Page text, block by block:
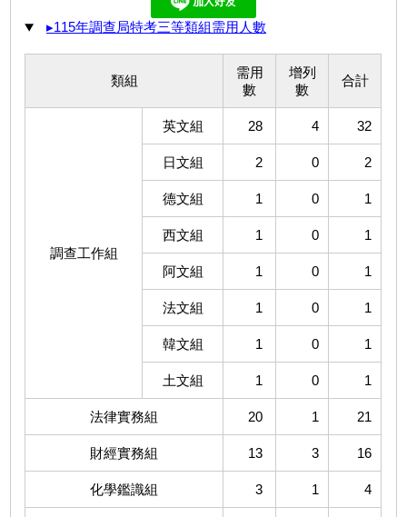
▸115年調查局特考三等類組需用人數
類組
需用
數
增列
數
合計
調查工作組
英文組 28 4 32
日文組 2 0 2
德文組 1 0 1
西文組 1 0 1
阿文組 1 0 1
法文組 1 0 1
韓文組 1 0 1
土文組 1 0 1
法律實務組 20 1 21
財經實務組 13 3 16
化學鑑識組 3 1 4